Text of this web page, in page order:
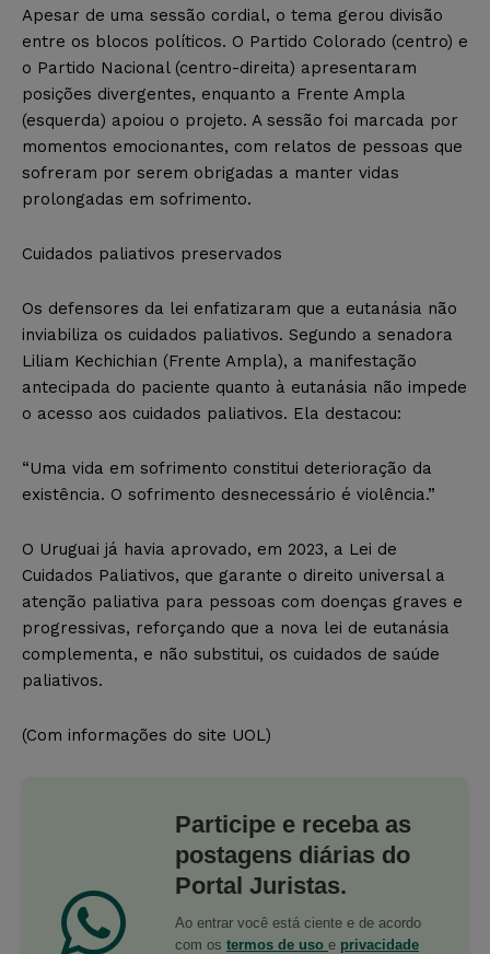
Apesar de uma sessão cordial, o tema gerou divisão
entre os blocos políticos. O Partido Colorado (centro) e
o Partido Nacional (centro-direita) apresentaram
posições divergentes, enquanto a Frente Ampla
(esquerda) apoiou o projeto. A sessão foi marcada por
momentos emocionantes, com relatos de pessoas que
sofreram por serem obrigadas a manter vidas
prolongadas em sofrimento.
Cuidados paliativos preservados
Os defensores da lei enfatizaram que a eutanásia não
inviabiliza os cuidados paliativos. Segundo a senadora
Liliam Kechichian (Frente Ampla), a manifestação
antecipada do paciente quanto à eutanásia não impede
o acesso aos cuidados paliativos. Ela destacou:
“Uma vida em sofrimento constitui deterioração da
existência. O sofrimento desnecessário é violência.”
O Uruguai já havia aprovado, em 2023, a Lei de
Cuidados Paliativos, que garante o direito universal a
atenção paliativa para pessoas com doenças graves e
progressivas, reforçando que a nova lei de eutanásia
complementa, e não substitui, os cuidados de saúde
paliativos.
(Com informações do site UOL)
Participe e receba as
postagens diárias do
Portal Juristas.
Ao entrar você está ciente e de acordo
com os termos de uso e privacidade